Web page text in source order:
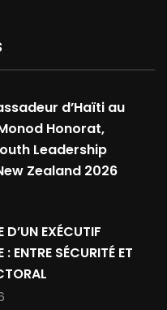
d’Haïti au
Honorat,
Leadership
Zealand 2026
D’UN EXÉCUTIF
ENTRE SÉCURITÉ ET